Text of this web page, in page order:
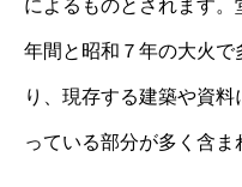
によるものとされます
年間と昭和７年の大火
り、現存する建築や資
っている部分が多く含ま